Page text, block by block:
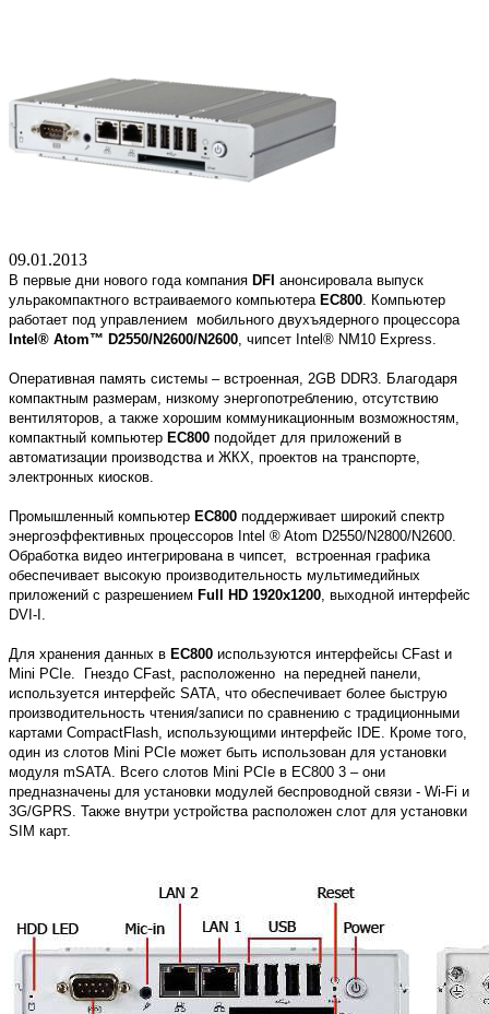
09.01.2013
В первые дни нового года компания DFI анонсировала выпуск
ульракомпактного встраиваемого компьютера EC800 . Компьютер
работает под управлением мобильного двухъядерного процессора
Intel® Atom™ D2550/N2600/N2600 , чипсет Intel® NM10 Express.
Оперативная память системы – встроенная, 2GB DDR3. Благодаря
компактным размерам, низкому энергопотреблению, отсутствию
вентиляторов, а также хорошим коммуникационным возможностям,
компактный компьютер EC800 подойдет для приложений в
автоматизации производства и ЖКХ, проектов на транспорте,
электронных киосков.
Промышленный компьютер EC800 поддерживает широкий спектр
энергоэффективных процессоров Intel ® Atom D2550/N2800/N2600.
Обработка видео интегрирована в чипсет, встроенная графика
обеспечивает высокую производительность мультимедийных
приложений с разрешением Full HD 1920x1200 , выходной интерфейс
DVI-I.
Для хранения данных в EC800 используются интерфейсы CFast и
Mini PCIe. Гнездо CFast, расположенно на передней панели,
используется интерфейс SATA, что обеспечивает более быструю
производительность чтения/записи по сравнению с традиционными
картами CompactFlash, использующими интерфейс IDE. Кроме того,
один из слотов Mini PCIe может быть использован для установки
модуля mSATA. Всего слотов Mini PCIe в EC800 3 – они
предназначены для установки модулей беспроводной связи - Wi-Fi и
3G/GPRS. Также внутри устройства расположен слот для установки
SIM карт.